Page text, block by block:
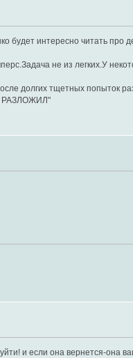
будет интересно читать про
не из легких.У
долгих тщетных попыток
РАЗЛОЖИЛ"
и если она вернется-она